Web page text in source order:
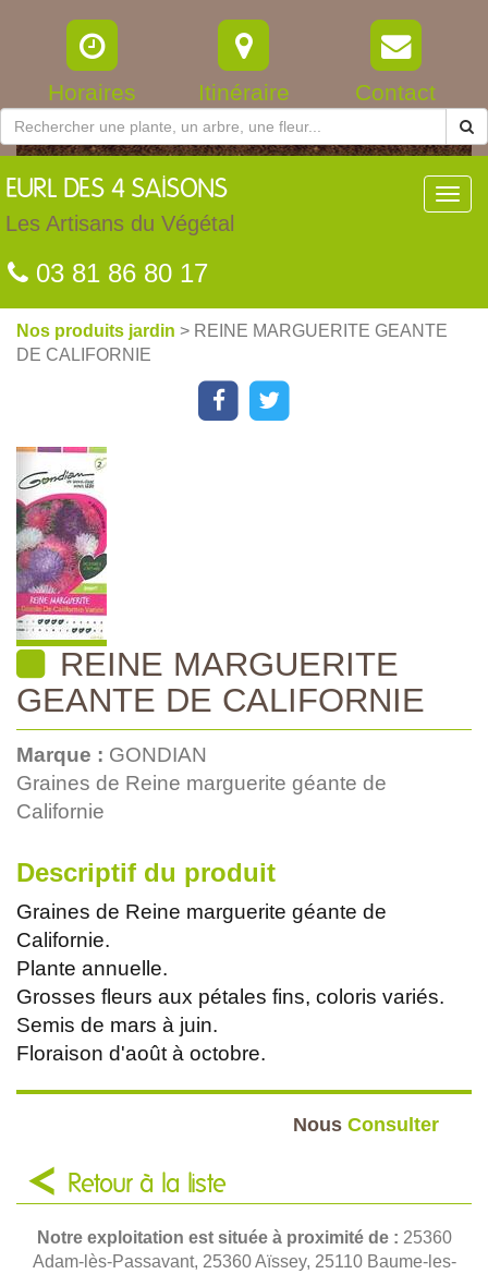
Horaires Itinéraire Contact
EURL DES 4 SAISONS
Les Artisans du Végétal
03 81 86 80 17
Nos produits jardin > REINE MARGUERITE GEANTE
DE CALIFORNIE
REINE MARGUERITE
GEANTE DE CALIFORNIE
Marque : GONDIAN
Graines de Reine marguerite géante de
Californie
Descriptif du produit
Graines de Reine marguerite géante de
Californie.
Plante annuelle.
Grosses fleurs aux pétales fins, coloris variés.
Semis de mars à juin.
Floraison d'août à octobre.
Nous Consulter
Retour à la liste
Notre exploitation est située à proximité de : 25360
Adam-lès-Passavant, 25360 Aïssey, 25110 Baume-les-